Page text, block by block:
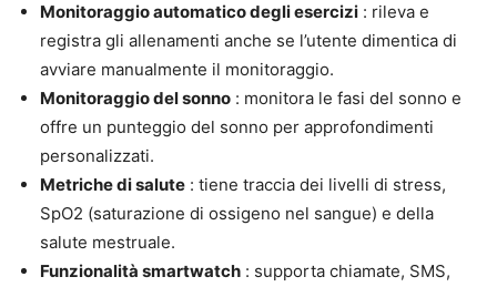
Monitoraggio automatico degli esercizi : rileva e
registra gli allenamenti anche se l’utente dimentica di
avviare manualmente il monitoraggio.
Monitoraggio del sonno : monitora le fasi del sonno e
offre un punteggio del sonno per approfondimenti
personalizzati.
Metriche di salute : tiene traccia dei livelli di stress,
SpO2 (saturazione di ossigeno nel sangue) e della
salute mestruale.
Funzionalità smartwatch : supporta chiamate, SMS,